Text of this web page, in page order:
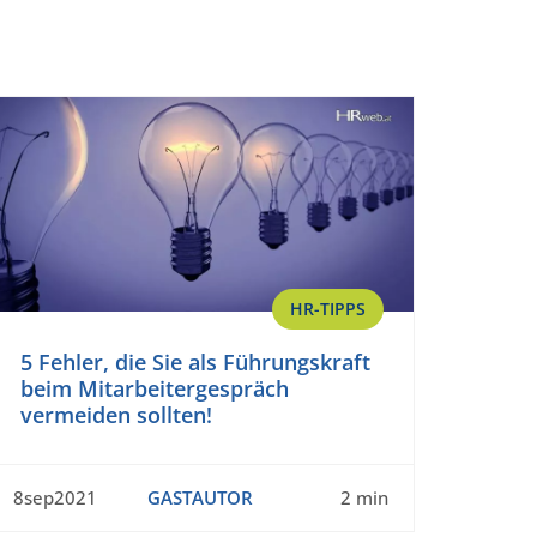
HR-TIPPS
5 Fehler, die Sie als Führungskraft
beim Mitarbeitergespräch
vermeiden sollten!
8sep2021 GASTAUTOR 2 min